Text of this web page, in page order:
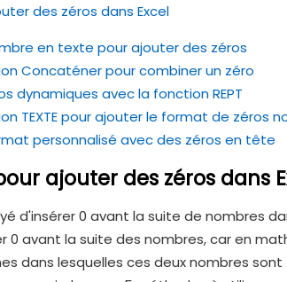
des zéros dans Excel
en texte pour ajouter des zéros
Concaténer pour combiner un zéro
dynamiques avec la fonction REPT
TEXTE pour ajouter le format de zéros
personnalisé avec des zéros en tête
ajouter des zéros dans
d'insérer 0 avant la suite de nombres
0 avant la suite des nombres, car en
dans lesquelles ces deux nombres